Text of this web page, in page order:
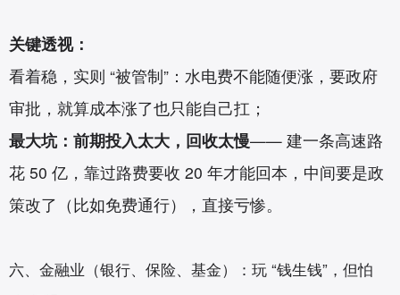
关键透视：
看着稳，实则 “被管制”：水电费不能随便涨，要政府
审批，就算成本涨了也只能自己扛；
最大坑：前期投入太大，回收太慢—— 建一条高速路
花 50 亿，靠过路费要收 20 年才能回本，中间要是政
策改了（比如免费通行），直接亏惨。
六、金融业（银行、保险、基金）：玩 “钱生钱”，但怕